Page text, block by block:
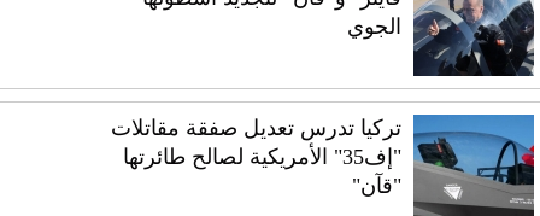
الجوي
تركيا تدرس تعديل صفقة مقاتلات
"إف35" الأمريكية لصالح طائرتها
"قآن"